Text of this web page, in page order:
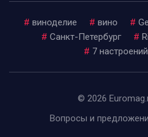
# виноделие # вино #
# Санкт-Петербург #
# 7
© 2026
Вопросы и